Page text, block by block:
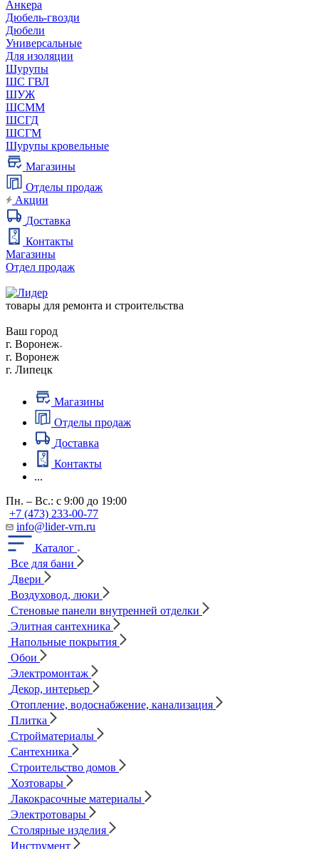
Анкера
Дюбель-гвозди
Дюбели
Универсальные
Для изоляции
Шурупы
ШС ГВЛ
ШУЖ
ШСММ
ШСГД
ШСГМ
Шурупы кровельные
Магазины
Отделы продаж
Акции
Доставка
Контакты
Магазины
Отдел продаж
товары для ремонта и строительства
Ваш город
г. Воронеж
г. Воронеж
г. Липецк
Магазины
Отделы продаж
Доставка
Контакты
...
Пн. – Вс.: с 9:00 до 19:00
+7 (473) 233-00-77
info@lider-vrn.ru
Каталог
Все для бани
Двери
Воздуховод, люки
Стеновые панели внутренней отделки
Элитная сантехника
Напольные покрытия
Обои
Электромонтаж
Декор, интерьер
Отопление, водоснабжение, канализация
Плитка
Стройматериалы
Сантехника
Строительство домов
Хозтовары
Лакокрасочные материалы
Электротовары
Столярные изделия
Инструмент